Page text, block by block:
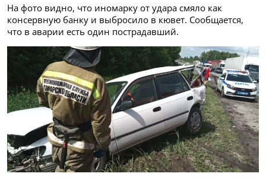
На фото видно, что иномарку от удара смяло как
консервную банку и выбросило в кювет. Сообщается,
что в аварии есть один пострадавший.